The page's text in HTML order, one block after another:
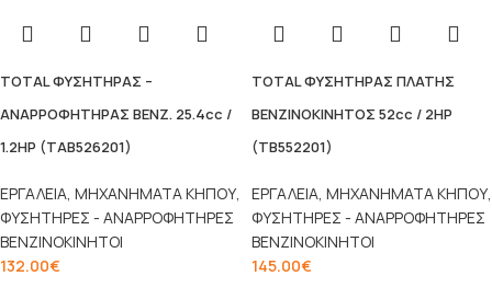
TOTAL ΦΥΣΗΤΗΡΑΣ –
ΑΝΑΡΡΟΦΗΤΗΡΑΣ ΒΕΝΖ. 25.4cc /
1.2HP (TAB526201)
ΕΡΓΑΛΕΙΑ, ΜΗΧΑΝΗΜΑΤΑ ΚΗΠΟΥ,
ΦΥΣΗΤΗΡΕΣ - ΑΝΑΡΡΟΦΗΤΗΡΕΣ
ΒΕΝΖΙΝΟΚΙΝΗΤΟΙ
132.00€
TOTAL ΦΥΣΗΤΗΡΑΣ ΠΛΑΤΗΣ
ΒΕΝΖΙΝΟΚΙΝΗΤΟΣ 52cc / 2HP
(TB552201)
ΕΡΓΑΛΕΙΑ, ΜΗΧΑΝΗΜΑΤΑ ΚΗΠΟΥ,
ΦΥΣΗΤΗΡΕΣ - ΑΝΑΡΡΟΦΗΤΗΡΕΣ
ΒΕΝΖΙΝΟΚΙΝΗΤΟΙ
145.00€